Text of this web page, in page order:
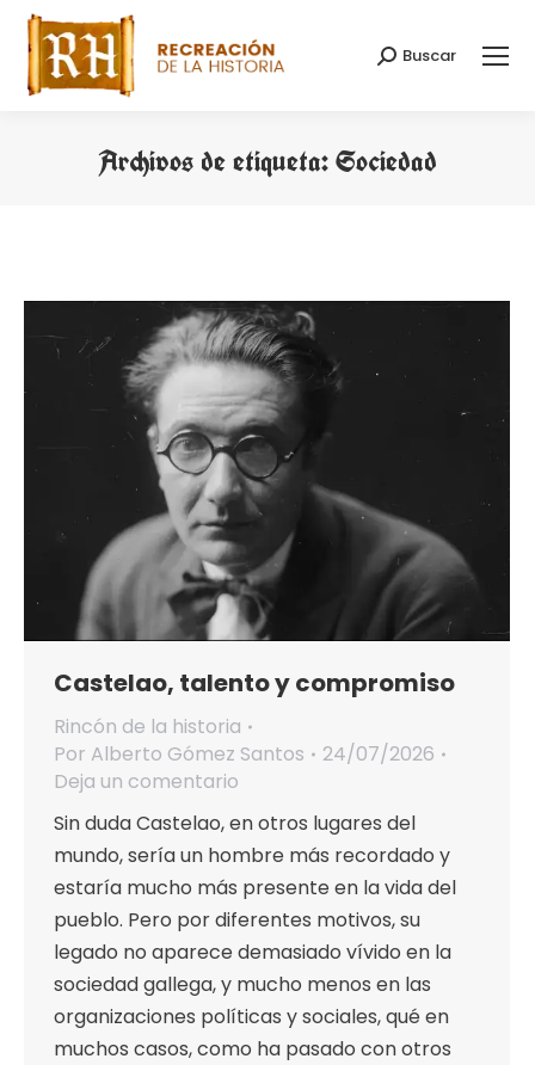
Buscar:
Buscar
Archivos de etiqueta:Sociedad
Castelao, talento y compromiso
Rincón de la historia
Por Alberto Gómez Santos
24/07/2026
Deja un comentario
Sin duda Castelao, en otros lugares del
mundo, sería un hombre más recordado y
estaría mucho más presente en la vida del
pueblo. Pero por diferentes motivos, su
legado no aparece demasiado vívido en la
sociedad gallega, y mucho menos en las
organizaciones políticas y sociales, qué en
muchos casos, como ha pasado con otros